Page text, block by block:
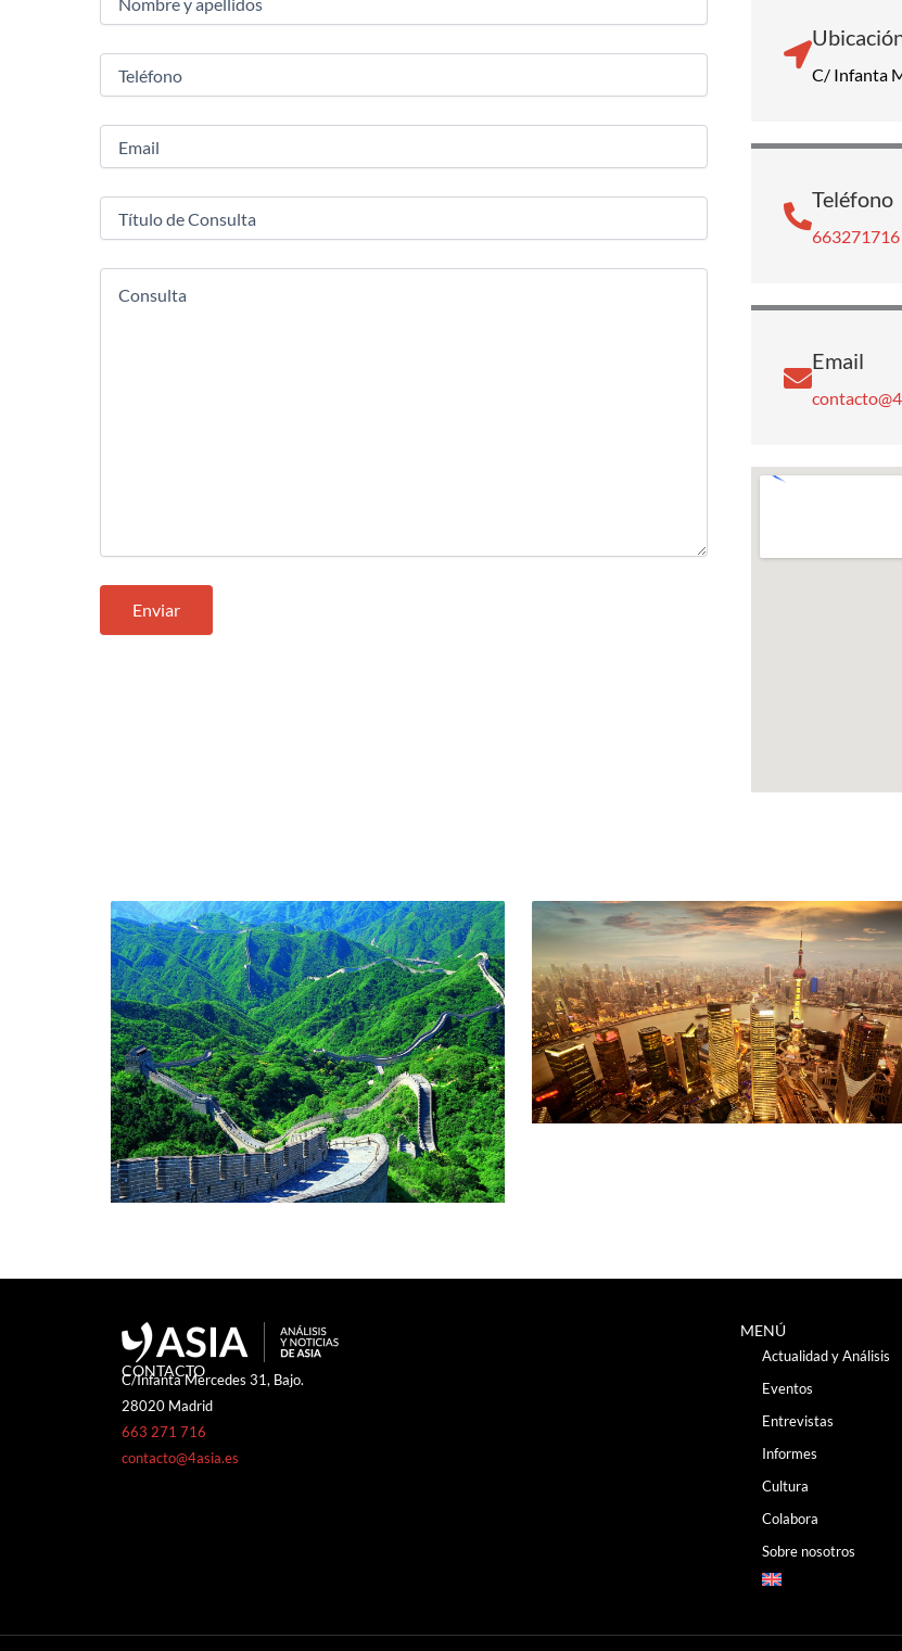
C/ Infanta
Teléfono
663271716
Email
CONTACTO
C/Infanta Mercedes 31, Bajo.
28020 Madrid
663 271 716
contacto@4asia.es
MENÚ
Actualidad y Análisis
Eventos
Entrevistas
Informes
Cultura
Colabora
Sobre nosotros